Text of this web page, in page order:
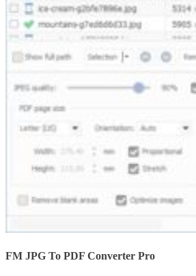
FM JPG To PDF Converter Pro